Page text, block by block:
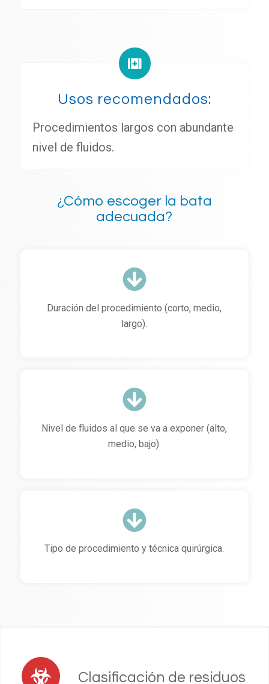
Usos recomendados:
Procedimientos largos con abundante
nivel de fluidos.
¿Cómo escoger la bata
adecuada?
Duración del procedimiento (corto, medio,
largo).
Nivel de fluidos al que se va a exponer (alto,
medio, bajo).
Tipo de procedimiento y técnica quirúrgica.
Clasificación de residuos